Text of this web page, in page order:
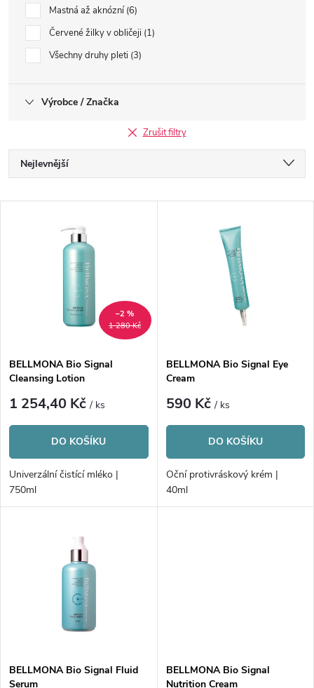
Mastná až aknózní 6
Červené žilky v obličeji 1
Všechny druhy pleti 3
Výrobce / Značka
Zrušit filtry
Ř
a
p
r
o
d
u
Nejlevnější
Abecedně
s
p
r
o
d
1 280 Kč
–2 %
BELLMONA Bio Signal
Cleansing Lotion
1 254,40 Kč/ ks
DO KOŠÍKU
Univerzální čistící mléko |
750ml
BELLMONA Bio Signal Eye
Cream
590 Kč/ ks
DO KOŠÍKU
Oční protivráskový krém |
40ml
BELLMONA Bio Signal Fluid
Serum
BELLMONA Bio Signal
Nutrition Cream